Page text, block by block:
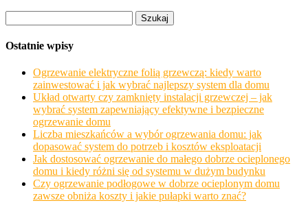
Ostatnie wpisy
Ogrzewanie elektryczne folią grzewczą: kiedy warto
zainwestować i jak wybrać najlepszy system dla domu
Układ otwarty czy zamknięty instalacji grzewczej – jak
wybrać system zapewniający efektywne i bezpieczne
ogrzewanie domu
Liczba mieszkańców a wybór ogrzewania domu: jak
dopasować system do potrzeb i kosztów eksploatacji
Jak dostosować ogrzewanie do małego dobrze ocieplonego
domu i kiedy różni się od systemu w dużym budynku
Czy ogrzewanie podłogowe w dobrze ocieplonym domu
zawsze obniża koszty i jakie pułapki warto znać?